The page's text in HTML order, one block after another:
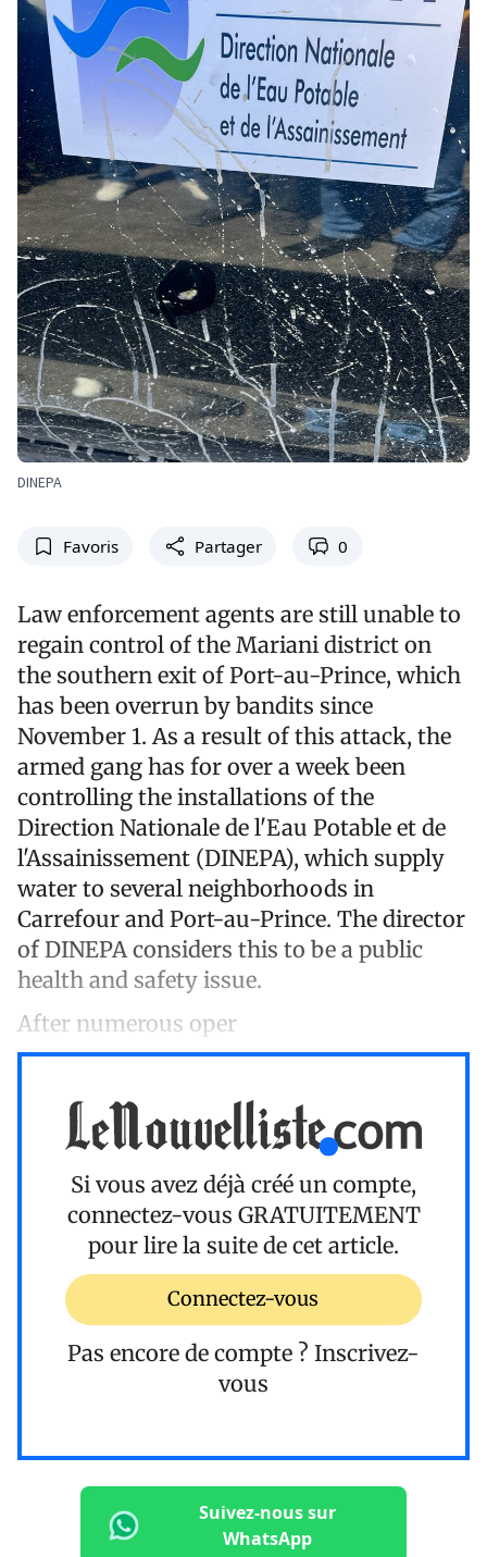
DINEPA
Favoris Partager 0
Law enforcement agents are still unable to
regain control of the Mariani district on
the southern exit of Port-au-Prince, which
has been overrun by bandits since
November 1. As a result of this attack, the
armed gang has for over a week been
controlling the installations of the
Direction Nationale de l'Eau Potable et de
l'Assainissement (DINEPA), which supply
water to several neighborhoods in
Carrefour and Port-au-Prince. The director
of DINEPA considers this to be a public
health and safety issue.
After numerous oper
Si vous avez déjà créé un compte,
connectez-vous GRATUITEMENT
pour lire la suite de cet article.
Connectez-vous
Pas encore de compte ? Inscrivez-
vous
Suivez-nous sur
WhatsApp